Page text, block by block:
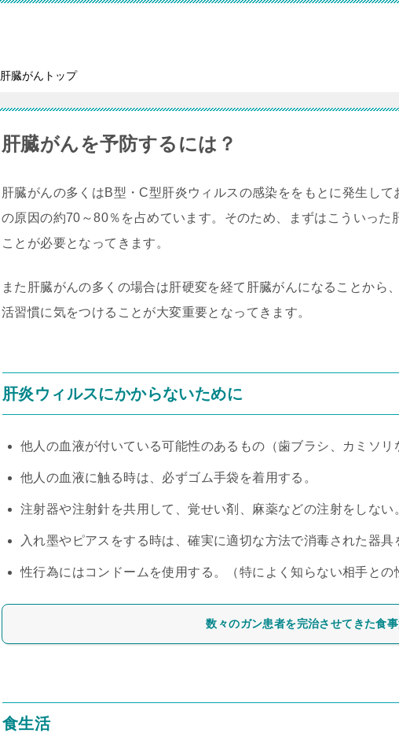
肝臓がんトップ
肝臓がんを予防するには？
肝臓がんの多くはB型・C型肝炎ウィルスの感染ををもとに発生し
の原因の約70～80％を占めています。そのため、まずはこういった
ことが必要となってきます。
また肝臓がんの多くの場合は肝硬変を経て肝臓がんになることから
活習慣に気をつけることが大変重要となってきます。
肝炎ウィルスにかからないために
他人の血液が付いている可能性のあるもの（歯ブラシ、カミソリ
他人の血液に触る時は、必ずゴム手袋を着用する。
注射器や注射針を共用して、覚せい剤、麻薬などの注射をしない
入れ墨やピアスをする時は、確実に適切な方法で消毒された器具
性行為にはコンドームを使用する。（特によく知らない相手との
数々のガン患者を完治させてきた食
食生活